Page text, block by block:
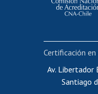
Cursos
Portal
Av. Libertador
Santiago
Certificación